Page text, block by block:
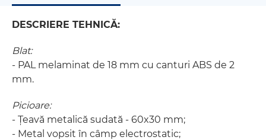
DESCRIERE TEHNICĂ:
Blat:
- PAL melaminat de 18 mm cu canturi ABS de 2
mm.
Picioare:
- Țeavă metalică sudată - 60x30 mm;
- Metal vopsit în câmp electrostatic;